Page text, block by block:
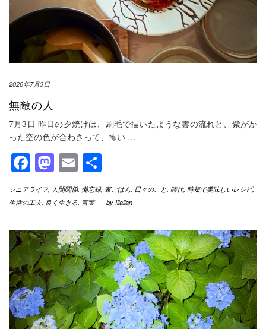
2026年7月3日
無敵の人
7月3日 昨日の夕焼けは、刷毛で描いたような雲の流れと、紫がか
った空の色が合わさって、怖い …
Facebook
Mastodon
Email
有
シニアライフ, 人間関係, 備忘録, 家ごはん, 日々のこと, 時代, 時短で美味しいレシピ,
生活の工夫, 良く生きる, 言葉 - by Illallan